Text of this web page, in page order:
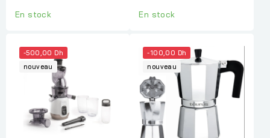
En stock En stock
-500,00 Dh
nouveau
-100,00 Dh
nouveau